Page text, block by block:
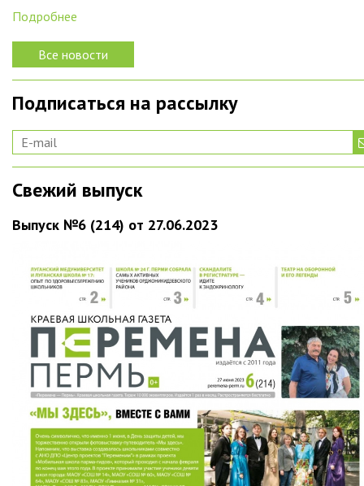
Подробнее
Все новости
Подписаться на рассылку
Свежий выпуск
Выпуск №6 (214) от 27.06.2023